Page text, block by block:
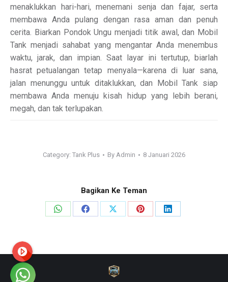
menaklukkan hari-hari, menemani senja dan fajar, serta
membawa Anda pulang dengan rasa aman dan penuh
cerita. Biarkan Pondok Ungu menjadi titik awal, dan Mobil
Tank menjadi sahabat yang mengantar Anda menembus
waktu, jarak, dan impian. Saat layar ini tertutup, biarlah
hasrat petualangan tetap menyala—karena di luar sana,
jalan menunggu untuk ditaklukkan, dan Mobil Tank siap
membawa Anda menuju kisah hidup yang lebih berani,
megah, dan tak terlupakan.
Category: Tank Plus By Admin 8 Januari 2026
Bagikan Ke Teman
Share
Share
Share
Share
Share